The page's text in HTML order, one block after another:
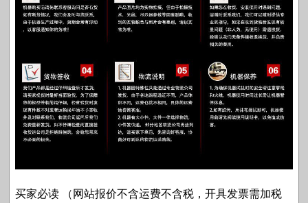
买家必读 （网站报价不含运费不含税，开具发票需加税